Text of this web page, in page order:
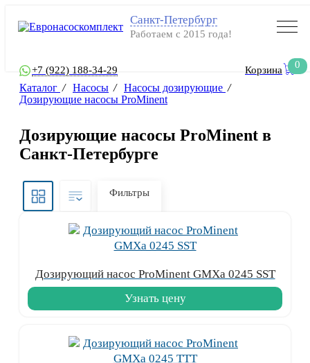
Санкт-Петербург
Работаем с 2015 года!
+7 (922) 188-34-29 Корзина
0
Каталог / Насосы / Насосы дозирующие /
Дозирующие насосы ProMinent
Дозирующие насосы ProMinent в
Санкт-Петербурге
Фильтры
Дозирующий насос ProMinent GMXa 0245 SST
Узнать цену